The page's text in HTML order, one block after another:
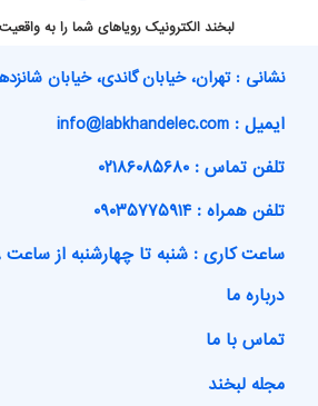
لبخند الکترونیک رویاهای شما را به
نشانی : تهران، خیابان گاندی، خیابان شانزدهم،
ایمیل : info@labkhandelec.com
تلفن تماس : ۰۲۱۸۶۰۸۵۶۸۰
تلفن همراه : ۰۹۰۳۵۷۷۵۹۱۴
ساعت کاری : شنبه تا چهارشنبه از ساعت ۹ الی ۱۷
درباره ما
تماس با ما
مجله لبخند